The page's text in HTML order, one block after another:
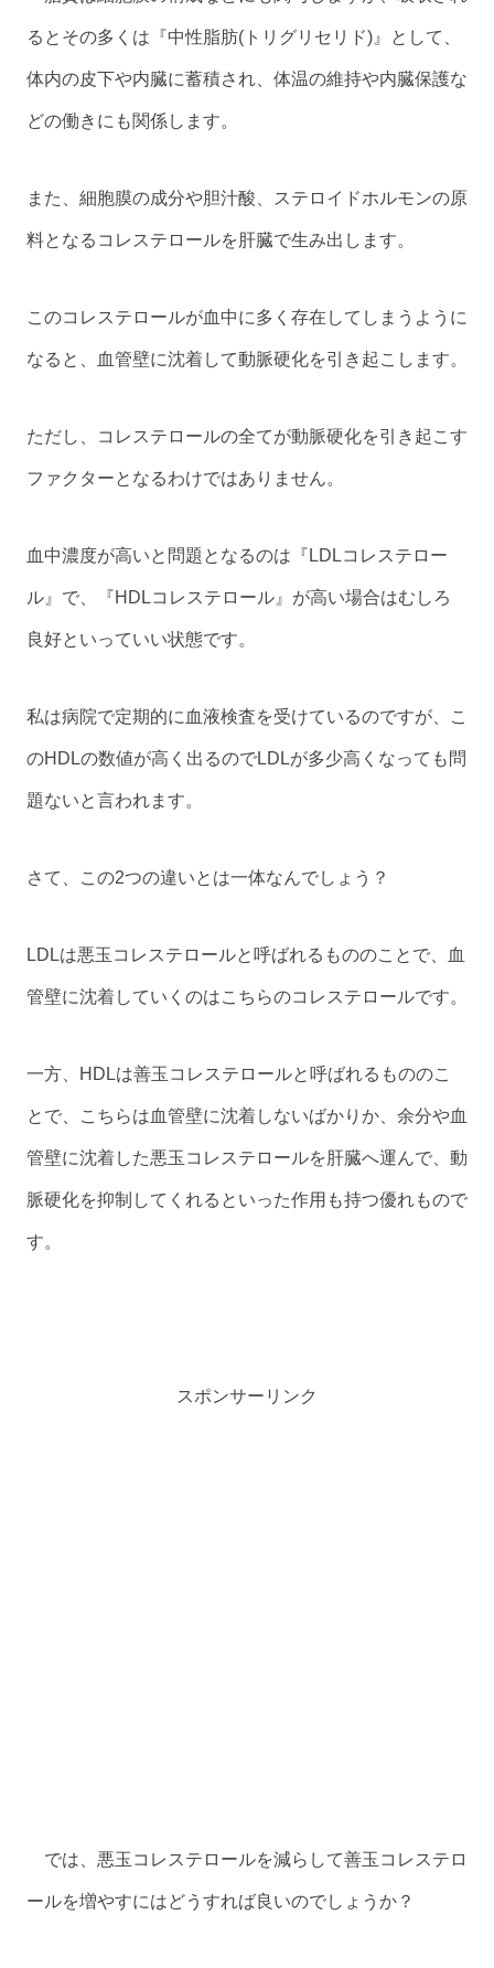
るとその多くは『中性脂肪(トリグリセリド)』として、
体内の皮下や内臓に蓄積され、体温の維持や内臓保護な
どの働きにも関係します。
また、細胞膜の成分や胆汁酸、ステロイドホルモンの原
料となるコレステロールを肝臓で生み出します。
このコレステロールが血中に多く存在してしまうように
なると、血管壁に沈着して動脈硬化を引き起こします。
ただし、コレステロールの全てが動脈硬化を引き起こす
ファクターとなるわけではありません。
血中濃度が高いと問題となるのは『LDLコレステロー
ル』で、『HDLコレステロール』が高い場合はむしろ
良好といっていい状態です。
私は病院で定期的に血液検査を受けているのですが、こ
のHDLの数値が高く出るのでLDLが多少高くなっても問
題ないと言われます。
さて、この2つの違いとは一体なんでしょう？
LDLは悪玉コレステロールと呼ばれるもののことで、血
管壁に沈着していくのはこちらのコレステロールです。
一方、HDLは善玉コレステロールと呼ばれるもののこ
とで、こちらは血管壁に沈着しないばかりか、余分や血
管壁に沈着した悪玉コレステロールを肝臓へ運んで、動
脈硬化を抑制してくれるといった作用も持つ優れもので
す。
スポンサーリンク
では、悪玉コレステロールを減らして善玉コレステロ
ールを増やすにはどうすれば良いのでしょうか？